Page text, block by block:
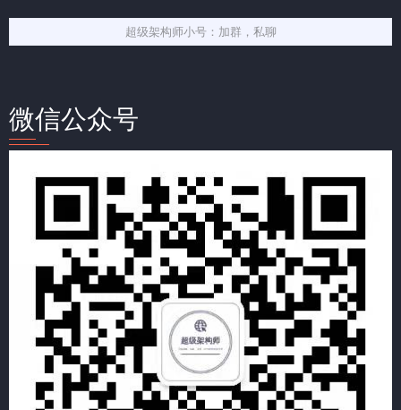
超级架构师小号：加群，私聊
微信公众号